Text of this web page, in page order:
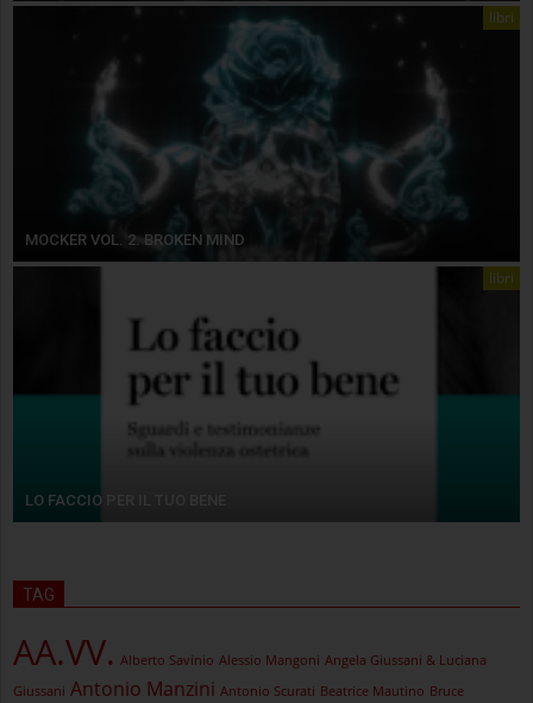
libri
MOCKER VOL. 2. BROKEN MIND
libri
LO FACCIO PER IL TUO BENE
TAG
AA.VV. Alberto Savinio Alessio Mangoni Angela Giussani & Luciana
Giussani Antonio Manzini Antonio Scurati Beatrice Mautino Bruce